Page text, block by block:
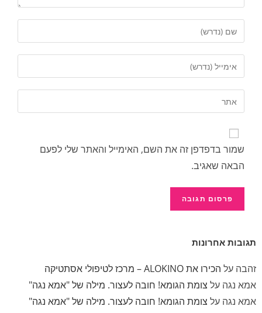
שמור בדפדפן זה את השם, האימייל והאתר שלי לפעם
הבאה שאגיב.
תגובות אחרונות
זהבה על הכירו את ALOKINO – מרכז לטיפולי אסתטיקה
אמא נגה על צומת הגומא! חובה לעצור. מילה של "אמא נגה"
אמא נגה על צומת הגומא! חובה לעצור. מילה של "אמא נגה"